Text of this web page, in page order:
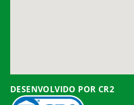
DESENVOLVIDO POR CR2